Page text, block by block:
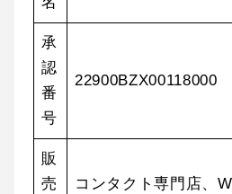
承
認
番
号
22900BZX00118000
販
売
コンタクト専門店、